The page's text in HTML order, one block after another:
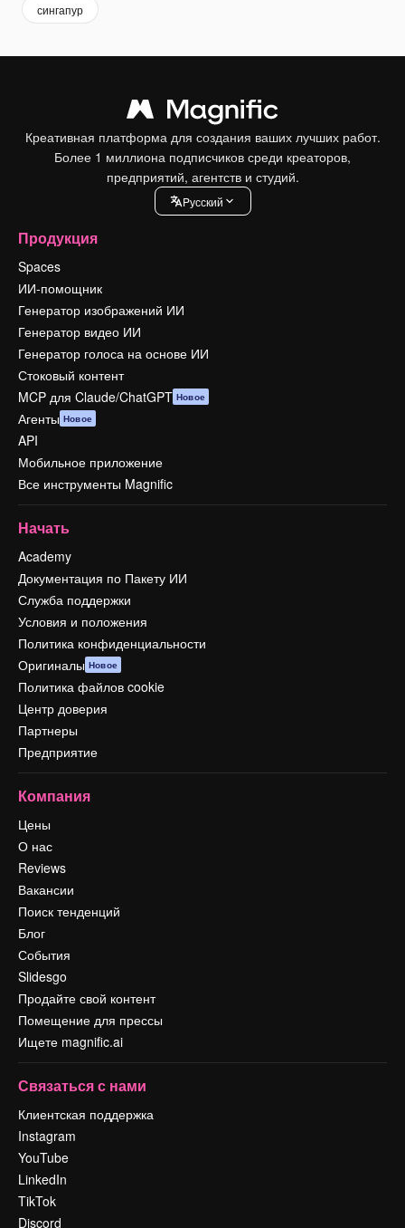
сингапур
Креативная платформа для создания ваших лучших работ.
Более 1 миллиона подписчиков среди креаторов,
предприятий, агентств и студий.
Pусский
Продукция
Spaces
ИИ-помощник
Генератор изображений ИИ
Генератор видео ИИ
Генератор голоса на основе ИИ
Стоковый контент
MCP для Claude/ChatGPT Новое
Агенты Новое
API
Мобильное приложение
Все инструменты Magnific
Начать
Academy
Документация по Пакету ИИ
Служба поддержки
Условия и положения
Политика конфиденциальности
Оригиналы Новое
Политика файлов cookie
Центр доверия
Партнеры
Предприятие
Компания
Цены
О нас
Reviews
Вакансии
Поиск тенденций
Блог
События
Slidesgo
Продайте свой контент
Помещение для прессы
Ищете magnific.ai
Связаться с нами
Клиентская поддержка
Instagram
YouTube
LinkedIn
TikTok
Discord